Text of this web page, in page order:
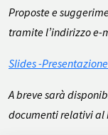
Proposte e
tramite l’indirizzo
Slides -
A breve sarà
documenti relativi al